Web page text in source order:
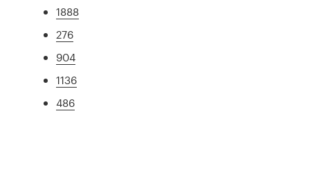
1888
276
904
1136
486